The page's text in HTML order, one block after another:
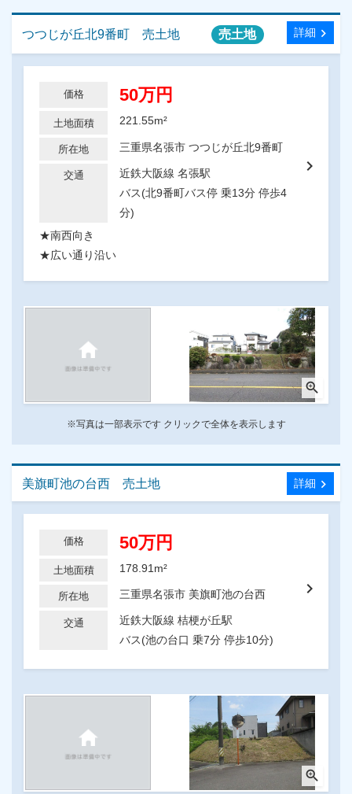
つつじが丘北9番町 売土地 売土地 詳細 chevron_right
chevron_right
価格 50万円
土地面積 221.55m²
所在地 三重県名張市 つつじが丘北9番町
交通
近鉄大阪線 名張駅
バス(北9番町バス停 乗13分 停歩4
分)
★南西向き
★広い通り沿い
zoom_in
※写真は一部表示です クリックで全体を表示します
美旗町池の台西 売土地 詳細 chevron_right
chevron_right
価格 50万円
土地面積 178.91m²
所在地 三重県名張市 美旗町池の台西
交通
近鉄大阪線 桔梗が丘駅
バス(池の台口 乗7分 停歩10分)
zoom_in